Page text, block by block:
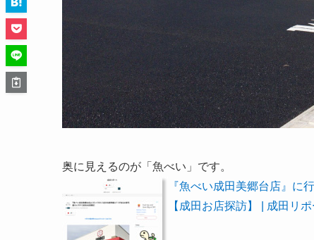
奥に見えるのが「魚べい」です。
『魚べい成田美郷台店』に
【成田お店探訪】 | 成田リポ